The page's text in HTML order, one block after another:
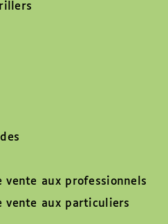
vente aux professionnels
vente aux particuliers